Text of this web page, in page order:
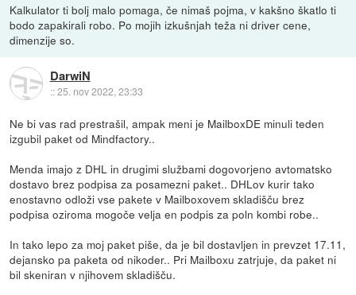
Kalkulator ti bolj malo pomaga, če nimaš pojma, v kakšno škatlo ti
bodo zapakirali robo. Po mojih izkušnjah teža ni driver cene,
dimenzije so.
DarwiN
::25. nov 2022, 23:33
Ne bi vas rad prestrašil, ampak meni je MailboxDE minuli teden
izgubil paket od Mindfactory..
Menda imajo z DHL in drugimi službami dogovorjeno avtomatsko
dostavo brez podpisa za posamezni paket.. DHLov kurir tako
enostavno odloži vse pakete v Mailboxovem skladišču brez
podpisa oziroma mogoče velja en podpis za poln kombi robe..
In tako lepo za moj paket piše, da je bil dostavljen in prevzet 17.11,
dejansko pa paketa od nikoder.. Pri Mailboxu zatrjuje, da paket ni
bil skeniran v njihovem skladišču.